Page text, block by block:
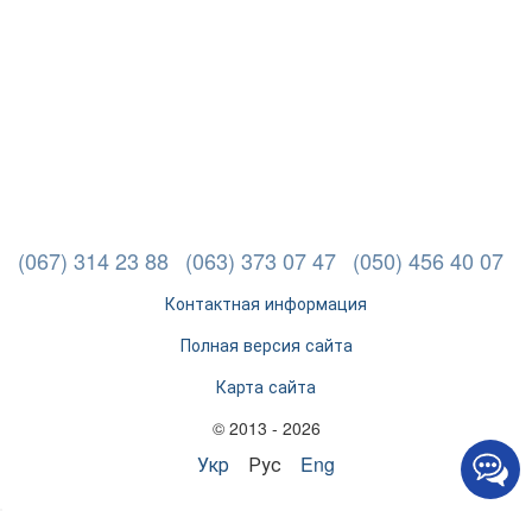
(067) 314 23 88 (063) 373 07 47 (050) 456 40 07
Контактная информация
Полная версия сайта
Карта сайта
© 2013 - 2026
Укр Рус Eng